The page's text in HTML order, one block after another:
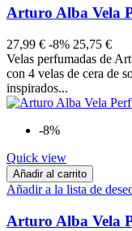
Arturo Alba Vela
27,99 € -8% 25,75 €
Velas perfumadas de
con 4 velas de cera de
inspirados...
-8%
Quick view
Añadir al carrito
Añadir a la lista de
Arturo Alba Vela